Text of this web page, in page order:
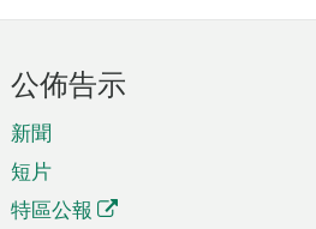
公佈告示
新聞
短片
特區公報